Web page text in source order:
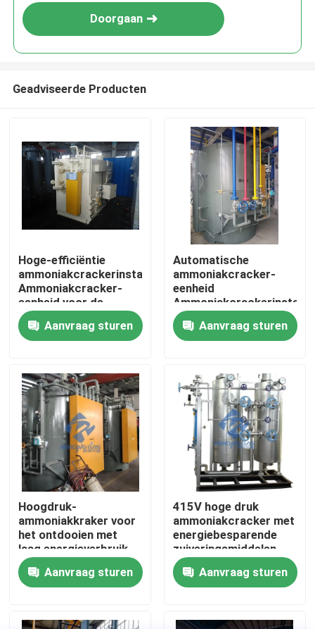
Producten
Over ons
Kwaliteitscontrole
Neem contact met ons op
Nieuws
Vraag een offerte
PSA stikstofgasgeneratoren
De Generator van de hoge Zuiverheidsstikstof
Doorgaan
Geadviseerde Producten
Hoge-efficiëntie
ammoniakcrackerinstallatie
Ammoniakcracker-
eenheid voor de
warmtebehandeling
Aanvraag sturen
Automatische
ammoniakcracker-
eenheid
Aanvraag sturen
Hoogdruk-
ammoniakkraker voor
het ontdooien met
laag energieverbruik
Aanvraag sturen
415V hoge druk
ammoniakcracker met
energiebesparende
zuiveringsmiddelen
Aanvraag sturen